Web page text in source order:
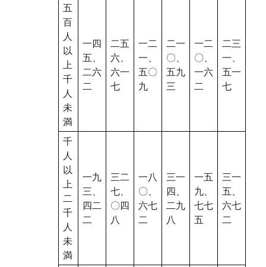
五
百
人
以
上
千
人
未
満
一四
五、
二六
二
二五
六、
六一
七
一二
一、
五〇
九
二一
〇、
五九
三
一二
〇、
一六
二
二三
一、
五一
七
千
人
以
上
二
千
人
未
満
一九
三、
四二
二
三二
七、
〇四
八
一八
〇、
六七
二
三一
四、
二九
八
一五
九、
七七
五
三一
五、
六七
二